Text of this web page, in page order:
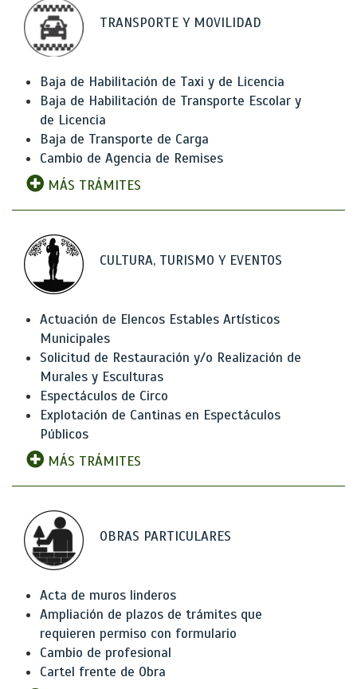
TRANSPORTE Y MOVILIDAD
Baja de Habilitación de Taxi y de Licencia
Baja de Habilitación de Transporte Escolar y
de Licencia
Baja de Transporte de Carga
Cambio de Agencia de Remises
MÁS TRÁMITES
CULTURA, TURISMO Y EVENTOS
Actuación de Elencos Estables Artísticos
Municipales
Solicitud de Restauración y/o Realización de
Murales y Esculturas
Espectáculos de Circo
Explotación de Cantinas en Espectáculos
Públicos
MÁS TRÁMITES
OBRAS PARTICULARES
Acta de muros linderos
Ampliación de plazos de trámites que
requieren permiso con formulario
Cambio de profesional
Cartel frente de Obra